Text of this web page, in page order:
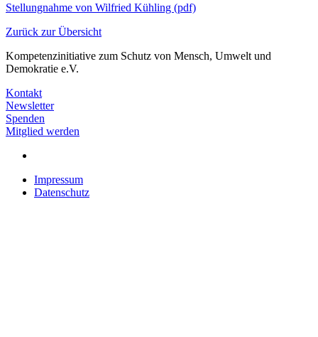
Stellungnahme von Wilfried Kühling (pdf)
Zurück zur Übersicht
Kompetenzinitiative zum Schutz von Mensch, Umwelt und
Demokratie e.V.
Kontakt
Newsletter
Spenden
Mitglied werden
Impressum
Datenschutz